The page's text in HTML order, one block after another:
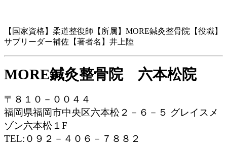
【国家資格】柔道整復師【所属】MORE鍼灸整骨院【役職】
サブリーダー補佐【著者名】井上陸
MORE鍼灸整骨院 六本松院
〒８１０－００４４
福岡県福岡市中央区六本松２－６－５ グレイスメ
ゾン六本松１F
TEL:０９２－４０６－７８８２